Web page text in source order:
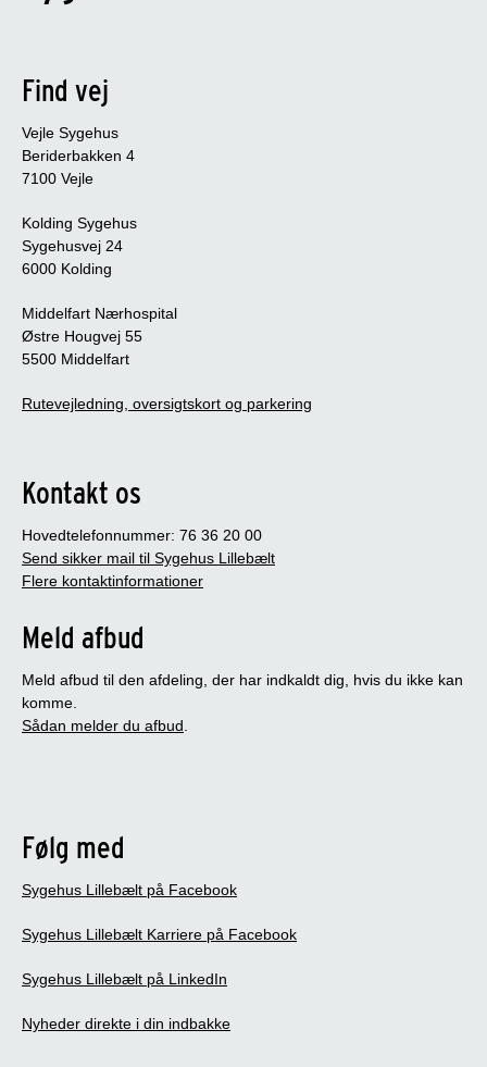
Find vej
Vejle Sygehus
Beriderbakken 4
7100 Vejle
Kolding Sygehus
Sygehusvej 24
6000 Kolding
Middelfart Nærhospital
Østre Hougvej 55
5500 Middelfart
Rutevejledning, oversigtskort og parkering
Kontakt os
Hovedtelefonnummer: 76 36 20 00
Send sikker mail til Sygehus Lillebælt
Flere kontaktinformationer
Meld afbud
Meld afbud til den afdeling, der har indkaldt dig, hvis du ikke kan
komme.
Sådan melder du afbud.
Følg med
Sygehus Lillebælt på Facebook
Sygehus Lillebælt Karriere på Facebook
Sygehus Lillebælt på LinkedIn
Nyheder direkte i din indbakke